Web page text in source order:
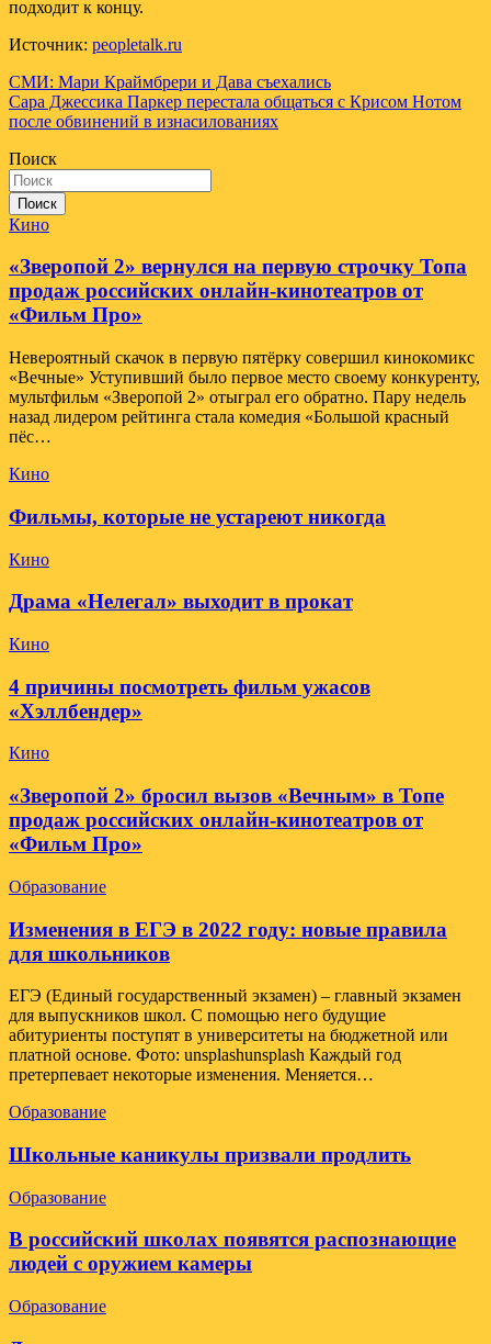
подходит к концу.
Источник: peopletalk.ru
Навигация
по
СМИ: Мари Краймбрери и Дава съехались
Сара Джессика Паркер перестала общаться с Крисом Нотом
после обвинений в изнасилованиях
Поиск
Поиск
Кино
«Зверопой 2» вернулся на первую строчку Топа
продаж российских онлайн-кинотеатров от
«Фильм Про»
Невероятный скачок в первую пятёрку совершил кинокомикс
«Вечные» Уступивший было первое место своему конкуренту,
мультфильм «Зверопой 2» отыграл его обратно. Пару недель
назад лидером рейтинга стала комедия «Большой красный
пёс…
Кино
Фильмы, которые не устареют никогда
Кино
Драма «Нелегал» выходит в прокат
Кино
4 причины посмотреть фильм ужасов
«Хэллбендер»
Кино
«Зверопой 2» бросил вызов «Вечным» в Топе
продаж российских онлайн-кинотеатров от
«Фильм Про»
Образование
Изменения в ЕГЭ в 2022 году: новые правила
для школьников
ЕГЭ (Единый государственный экзамен) – главный экзамен
для выпускников школ. С помощью него будущие
абитуриенты поступят в университеты на бюджетной или
платной основе. Фото: unsplashunsplash Каждый год
претерпевает некоторые изменения. Меняется…
Образование
Школьные каникулы призвали продлить
Образование
В российский школах появятся распознающие
людей с оружием камеры
Образование